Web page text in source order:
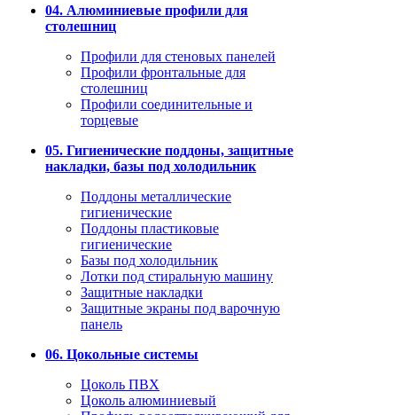
04. Алюминиевые профили для
столешниц
Профили для стеновых панелей
Профили фронтальные для
столешниц
Профили соединительные и
торцевые
05. Гигиенические поддоны, защитные
накладки, базы под холодильник
Поддоны металлические
гигиенические
Поддоны пластиковые
гигиенические
Базы под холодильник
Лотки под стиральную машину
Защитные накладки
Защитные экраны под варочную
панель
06. Цокольные системы
Цоколь ПВХ
Цоколь алюминиевый